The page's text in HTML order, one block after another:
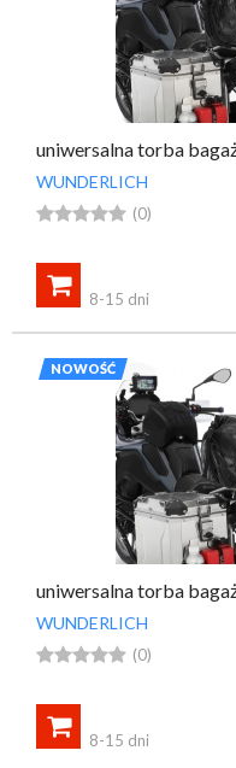
uniwersalna torba
WUNDERLICH
 (0)

8-15 dni
NOWOŚĆ
uniwersalna torba
WUNDERLICH
 (0)

8-15 dni